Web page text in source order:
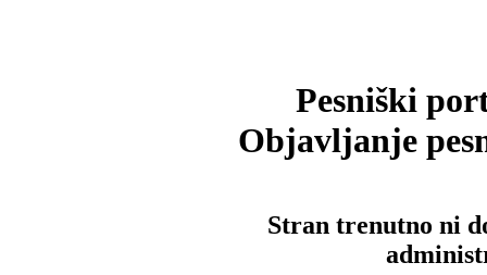
Pesniški
Objavljanje
Stran trenutno ni